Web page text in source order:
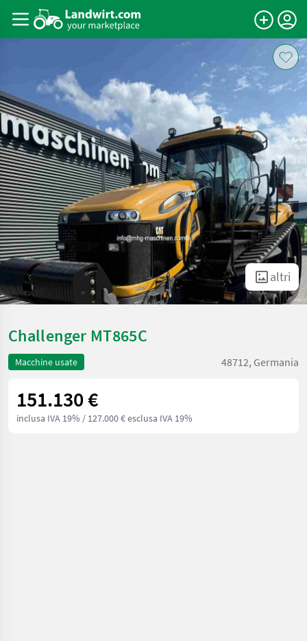
altri
Challenger MT865C
Macchine usate 48712, Germania
151.130 €
inclusa IVA 19% / 127.000 € esclusa IVA 19%